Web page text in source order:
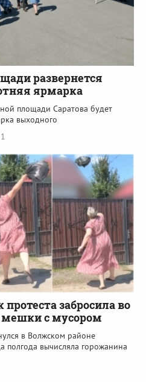
развернется
ярмарка
площади Саратова будет
выходного
1
забросила во
мешки с мусором
в Волжском районе
полгода вычисляла горожанина